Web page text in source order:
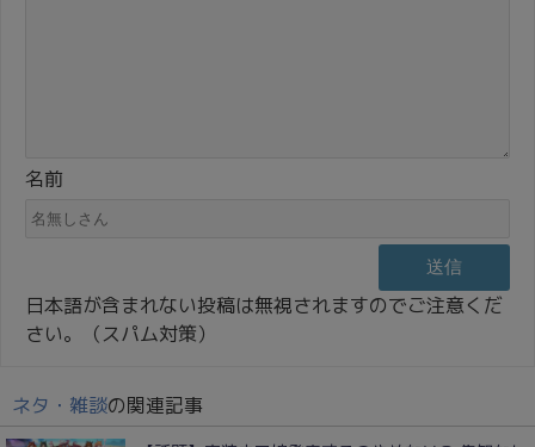
名前
日本語が含まれない投稿は無視されますのでご注意くだ
さい。（スパム対策）
ネタ・雑談の関連記事